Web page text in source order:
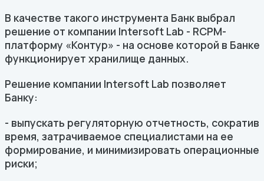
В качестве такого инструмента Банк выбрал
решение от компании Intersoft Lab - RCPM-
платформу «Контур» - на основе которой в Банке
функционирует хранилище данных.
Решение компании Intersoft Lab позволяет
Банку:
- выпускать регуляторную отчетность, сократив
время, затрачиваемое специалистами на ее
формирование, и минимизировать операционные
риски;